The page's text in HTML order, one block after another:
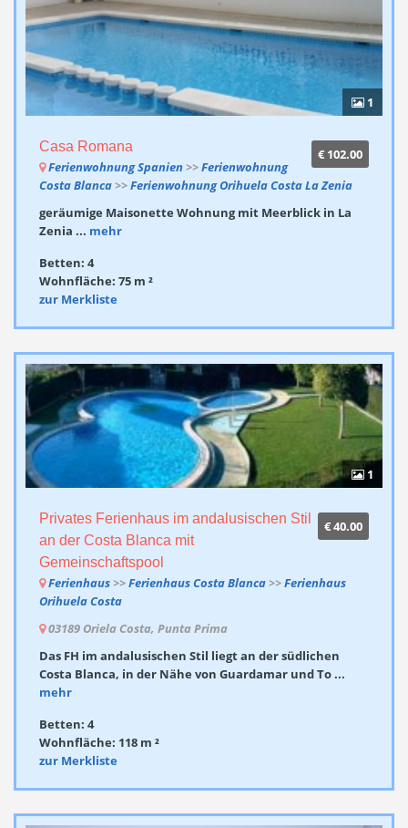
1
€ 102.00
Casa Romana
Ferienwohnung Spanien >>Ferienwohnung
Costa Blanca>>Ferienwohnung Orihuela Costa La Zenia
geräumige Maisonette Wohnung mit Meerblick in La
Zenia ... mehr
Betten: 4
Wohnfläche: 75 m ²
zur Merkliste
1
€ 40.00
Privates Ferienhaus im andalusischen Stil
an der Costa Blanca mit
Gemeinschaftspool
Ferienhaus>>Ferienhaus Costa Blanca>>Ferienhaus
Orihuela Costa
03189 Oriela Costa, Punta Prima
Das FH im andalusischen Stil liegt an der südlichen
Costa Blanca, in der Nähe von Guardamar und To ...
mehr
Betten: 4
Wohnfläche: 118 m ²
zur Merkliste